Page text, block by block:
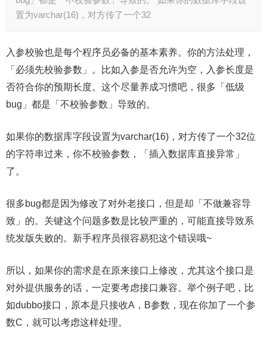
置为varchar(16)，对方传了一个32
入参校验也是每个程序员必备的基本素养。你的方法处理，
「必须先校验参数」。比如入参是否允许为空，入参长度是
否符合你的预期长度。这个尽量养成习惯吧，很多「低级
bug」都是「不校验参数」导致的。
如果你的数据库字段设置为varchar(16)，对方传了一个32位
的字符串过来，你不校验参数，「插入数据库直接异常」
了。
很多bug都是因为修改了对外老接口，但是却「不做兼容导
致」的。关键这个问题多数是比较严重的，可能直接导致系
统发版失败的。新手程序员很容易犯这个错误哦~
所以，如果你的需求是在原来接口上修改，尤其这个接口是
对外提供服务的话，一定要考虑接口兼容。举个例子吧，比
如dubbo接口，原本是只接收A，B参数，现在你加了一个参
数C，就可以考虑这样处理。